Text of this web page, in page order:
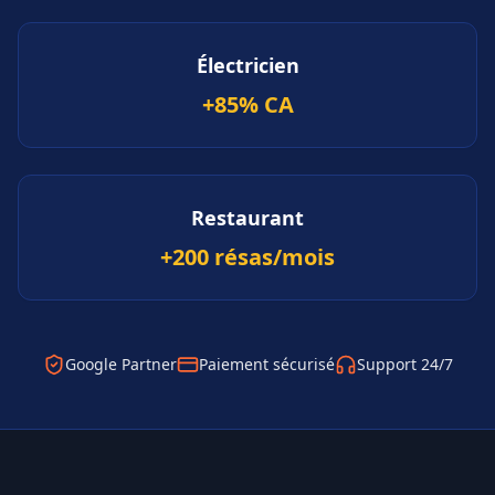
Électricien
+85% CA
Restaurant
+200 résas/mois
Google Partner Paiement sécurisé Support 24/7